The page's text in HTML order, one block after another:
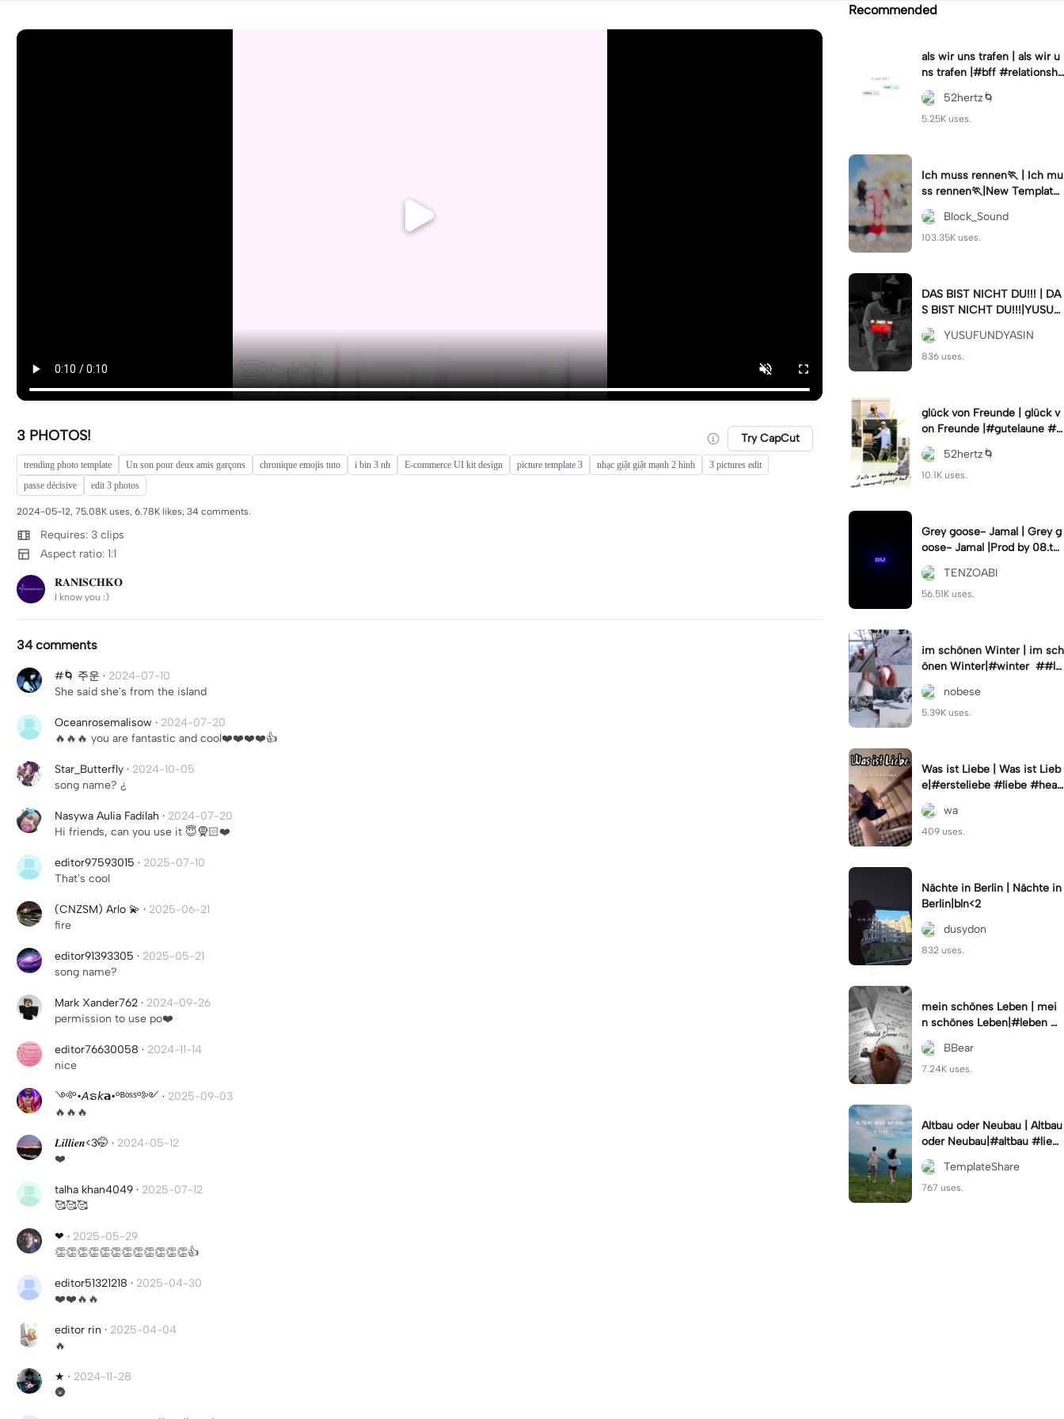
3 PHOTOS! Try CapCut
trending photo template Un son pour deux amis garçons chronique emojis tuto i bin 3 nh E-commerce UI kit design picture template 3 nhạc giật giật mạnh 2 hình
3 pictures edit
passe décisive
edit 3 photos
2024-05-12, 75.08K uses, 6.78K likes, 34 comments.
Requires: 3 clips
Aspect ratio: 1:1
𝐑𝐀𝐍𝐈𝐒𝐂𝐇𝐊𝐎
I know you :)
34 comments
#🌀 주운 · 2024-07-10
She said she's from the island
Oceanrosemalisow · 2024-07-20
🔥🔥🔥 you are fantastic and cool❤️❤️❤️❤️👍
Star_Butterfly · 2024-10-05
song name? ¿
Nasywa Aulia Fadilah · 2024-07-20
Hi friends, can you use it 😇🧕🏻❤️
editor97593015 · 2025-07-10
That's cool
(CNZSM) Arlo 💫 · 2025-06-21
fire
editor91393305 · 2025-05-21
song name?
Mark Xander762 · 2024-09-26
permission to use po❤️
editor76630058 · 2024-11-14
nice
༺°•𝘈ຣ𝘬𝗮•°ᴮᵒˢˢ°༻ · 2025-09-03
🔥🔥🔥
𝑳𝒊𝒍𝒍𝒊𝒆𝒏<3🤭 · 2024-05-12
❤️
talha khan4049 · 2025-07-12
🥰🥰🥰
❤︎ · 2025-05-29
👏👏👏👏👏👏👏👏👏👏👏👏👍
editor51321218 · 2025-04-30
❤️❤️🔥🔥
editor rin · 2025-04-04
🔥
★ · 2024-11-28
🌚
Recommended
als wir uns trafen | als wir u
ns trafen |#bff #relationshi
p #fyp #bestie
52hertz🌀
5.25K uses.
Ich muss rennen🏃 | Ich mu
ss rennen🏃|New Template
de hoodblaq
Block_Sound
103.35K uses.
DAS BIST NICHT DU!!! | DA
S BIST NICHT DU!!!|YUSUF
& YASIN - NICHT DU! #fyp
#viral #deutschrap
YUSUFUNDYASIN
836 uses.
glück von Freunde | glück v
on Freunde |#gutelaune #l
eben #freundschaft
52hertz🌀
10.1K uses.
Grey goose- Jamal | Grey g
oose- Jamal |Prod by 08.te
nzo
TENZOABI
56.51K uses.
im schönen Winter | im sch
önen Winter|#winter ##le
ben #essen
nobese
5.39K uses.
Was ist Liebe | Was ist Lieb
e|#ersteliebe #liebe #hear
tbreak #hochzeit
wa
409 uses.
Nächte in Berlin | Nächte in
Berlin|bln<2
dusydon
832 uses.
mein schönes Leben | mei
n schönes Leben|#leben #
selfie #phostat
BBear
7.24K uses.
Altbau oder Neubau | Altbau
oder Neubau|#altbau #lieb
e #lifestyle
TemplateShare
767 uses.